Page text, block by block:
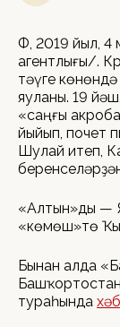
ӨФӨ, 2019
агентлығы/.
тәүге
яуланы. 19
«саңғы
йыйып, почет
Шулай итеп,
«Алтын»ды —
«көмөш»тө
Бынан алда
тураһында